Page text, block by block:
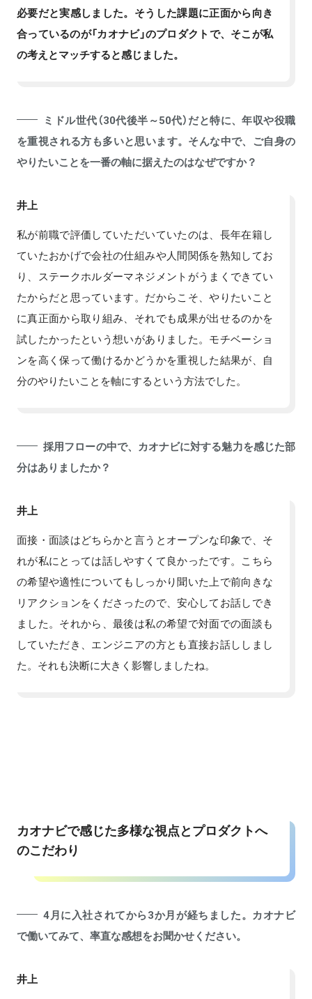
必要だと実感しました。そうした課題に正面から向き
合っているのが「カオナビ」のプロダクトで、そこが私
の考えとマッチすると感じました。
ミドル世代（30代後半～50代）だと特に、年収や役職
を重視される方も多いと思います。そんな中で、ご自身の
やりたいことを一番の軸に据えたのはなぜですか？
井上
私が前職で評価していただいていたのは、長年在籍し
ていたおかげで会社の仕組みや人間関係を熟知してお
り、ステークホルダーマネジメントがうまくできてい
たからだと思っています。だからこそ、やりたいこと
に真正面から取り組み、それでも成果が出せるのかを
試したかったという想いがありました。モチベーショ
ンを高く保って働けるかどうかを重視した結果が、自
分のやりたいことを軸にするという方法でした。
採用フローの中で、カオナビに対する魅力を感じた部
分はありましたか？
井上
面接・面談はどちらかと言うとオープンな印象で、そ
れが私にとっては話しやすくて良かったです。こちら
の希望や適性についてもしっかり聞いた上で前向きな
リアクションをくださったので、安心してお話しでき
ました。それから、最後は私の希望で対面での面談も
していただき、エンジニアの方とも直接お話ししまし
た。それも決断に大きく影響しましたね。
カオナビで感じた多様な視点とプロダクトへ
のこだわり
4月に入社されてから3か月が経ちました。カオナビ
で働いてみて、率直な感想をお聞かせください。
井上